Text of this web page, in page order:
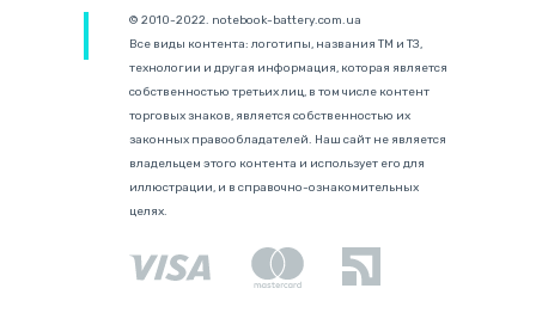
© 2010-2022. notebook-battery.com.ua
Все виды контента: логотипы, названия ТМ и ТЗ,
технологии и другая информация, которая является
собственностью третьих лиц, в том числе контент
торговых знаков, является собственностью их
законных правообладателей. Наш сайт не является
владельцем этого контента и использует его для
иллюстрации, и в справочно-ознакомительных
целях.